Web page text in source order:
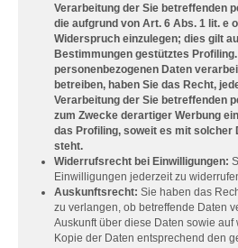
Verarbeitung der Sie betreffenden
die aufgrund von Art. 6 Abs. 1 lit. e
Widerspruch einzulegen; dies gilt
Bestimmungen gestütztes
personenbezogenen Daten
betreiben, haben Sie das Recht,
Verarbeitung der Sie betreffenden
zum Zwecke derartiger Werbung
das Profiling, soweit es mit solcher
steht.
Widerrufsrecht bei Einwilligungen:
Einwilligungen jederzeit zu
Auskunftsrecht: Sie haben das
zu verlangen, ob betreffende Daten
Auskunft über diese Daten sowie auf
Kopie der Daten entsprechend den